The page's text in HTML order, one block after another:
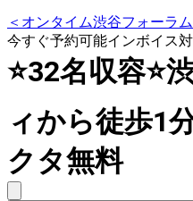
＜オンタイム渋谷フォーラ
今すぐ予約可能インボイス
⭐️32名収容⭐
ィから徒歩1
クタ無料